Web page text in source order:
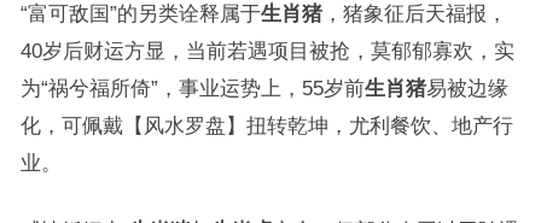
“富可敌国”的另类诠释属于生肖猪，猪象征后天福报，
40岁后财运方显，当前若遇项目被抢，莫郁郁寡欢，实
为“祸兮福所倚”，事业运势上，55岁前生肖猪易被边缘
化，可佩戴【风水罗盘】扭转乾坤，尤利餐饮、地产行
业。